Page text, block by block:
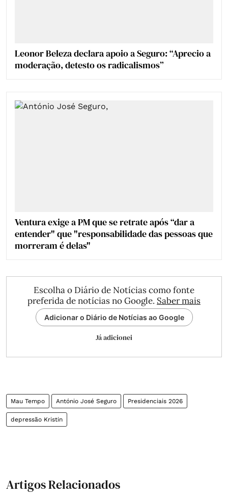
Leonor Beleza declara apoio a Seguro: “Aprecio a
moderação, detesto os radicalismos”
Ventura exige a PM que se retrate após “dar a
entender" que "responsabilidade das pessoas que
morreram é delas"
Escolha o Diário de Notícias como fonte
preferida de notícias no Google. Saber mais
Adicionar o Diário de Notícias ao Google
Já adicionei
Mau Tempo António José Seguro Presidenciais 2026
depressão Kristin
Artigos Relacionados